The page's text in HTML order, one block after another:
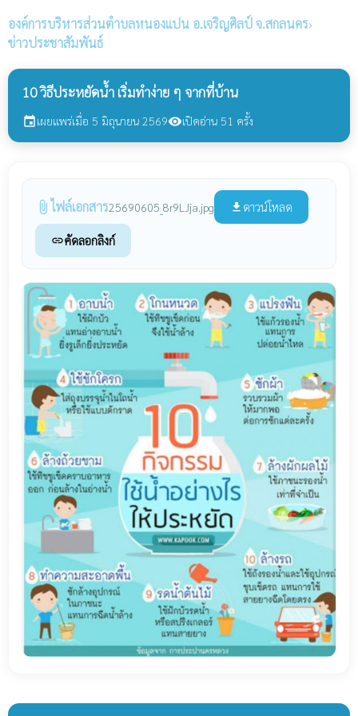
องค์การบริหารส่วนตำบลหนองแปน อ.เจริญศิลป์ จ.สกลนคร›
ข่าวประชาสัมพันธ์
10 วิธีประหยัดน้ำ เริ่มทำง่าย ๆ จากที่บ้าน
eventเผยแพร่เมื่อ 5 มิถุนายน 2569visibilityเปิดอ่าน 51 ครั้ง
attach_file ไฟล์เอกสาร25690605_8r9LJja.jpg file_download ดาวน์โหลด
linkคัดลอกลิงก์